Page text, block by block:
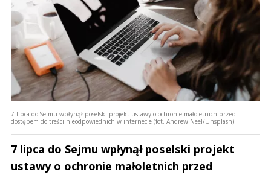
7 lipca do Sejmu wpłynął poselski projekt ustawy o ochronie małoletnich przed
dostępem do treści nieodpowiednich w internecie (fot. Andrew Neel/Unsplash)
7 lipca do Sejmu wpłynął poselski projekt
ustawy o ochronie małoletnich przed